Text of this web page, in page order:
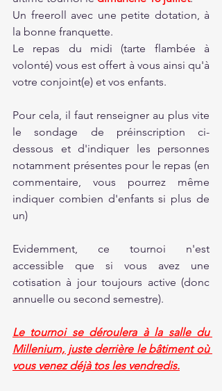
Un freeroll avec une petite dotation, à
la bonne franquette.
Le repas du midi (tarte flambée à
volonté) vous est offert à vous ainsi qu'à
votre conjoint(e) et vos enfants.
Pour cela, il faut renseigner au plus vite
le sondage de préinscription ci-
dessous et d'indiquer les personnes
notamment présentes pour le repas (en
commentaire, vous pourrez même
indiquer combien d'enfants si plus de
un)
Evidemment, ce tournoi n'est
accessible que si vous avez une
cotisation à jour toujours active (donc
annuelle ou second semestre).
Le tournoi se déroulera à la salle du
Millenium, juste derrière le bâtiment où
vous venez déjà tos les vendredis.